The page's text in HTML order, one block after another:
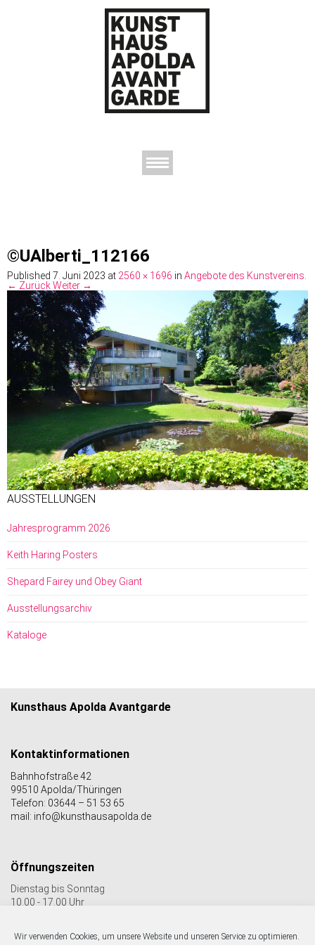
Wir verwenden Cookies, um unsere Website und unseren Service zu optimieren.
©UAlberti_112166
Published 7. Juni 2023 at 2560 × 1696 in Angebote des Kunstvereins.
← ZurückWeiter →
AUSSTELLUNGEN
Jahresprogramm 2026
Keith Haring Posters
Shepard Fairey und Obey Giant
Ausstellungsarchiv
Kataloge
Kunsthaus Apolda Avantgarde
Kontaktinformationen
Bahnhofstraße 42
99510 Apolda/Thüringen
Telefon: 03644 – 51 53 65
mail: info@kunsthausapolda.de
Öffnungszeiten
Dienstag bis Sonntag
10.00 - 17.00 Uhr